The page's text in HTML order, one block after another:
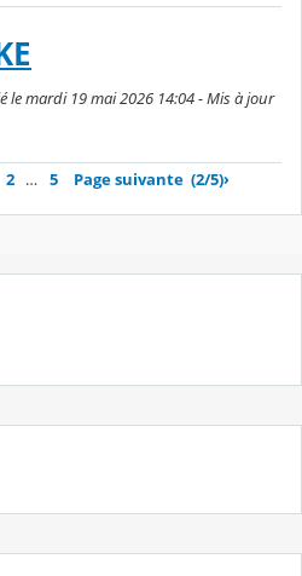
le mardi 19 mai 2026 14:04 - Mis à jour
2 … 5 Page suivante (2/5)›